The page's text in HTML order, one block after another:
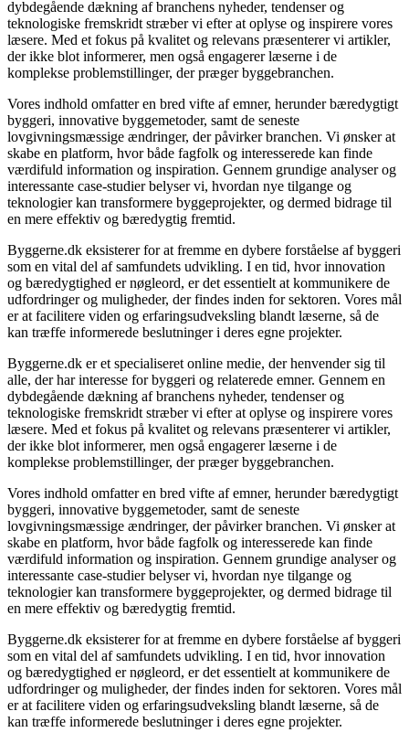
dybdegående dækning af branchens nyheder, tendenser og
teknologiske fremskridt stræber vi efter at oplyse og inspirere vores
læsere. Med et fokus på kvalitet og relevans præsenterer vi artikler,
der ikke blot informerer, men også engagerer læserne i de
komplekse problemstillinger, der præger byggebranchen.
Vores indhold omfatter en bred vifte af emner, herunder bæredygtigt
byggeri, innovative byggemetoder, samt de seneste
lovgivningsmæssige ændringer, der påvirker branchen. Vi ønsker at
skabe en platform, hvor både fagfolk og interesserede kan finde
værdifuld information og inspiration. Gennem grundige analyser og
interessante case-studier belyser vi, hvordan nye tilgange og
teknologier kan transformere byggeprojekter, og dermed bidrage til
en mere effektiv og bæredygtig fremtid.
Byggerne.dk eksisterer for at fremme en dybere forståelse af byggeri
som en vital del af samfundets udvikling. I en tid, hvor innovation
og bæredygtighed er nøgleord, er det essentielt at kommunikere de
udfordringer og muligheder, der findes inden for sektoren. Vores mål
er at facilitere viden og erfaringsudveksling blandt læserne, så de
kan træffe informerede beslutninger i deres egne projekter.
Byggerne.dk er et specialiseret online medie, der henvender sig til
alle, der har interesse for byggeri og relaterede emner. Gennem en
dybdegående dækning af branchens nyheder, tendenser og
teknologiske fremskridt stræber vi efter at oplyse og inspirere vores
læsere. Med et fokus på kvalitet og relevans præsenterer vi artikler,
der ikke blot informerer, men også engagerer læserne i de
komplekse problemstillinger, der præger byggebranchen.
Vores indhold omfatter en bred vifte af emner, herunder bæredygtigt
byggeri, innovative byggemetoder, samt de seneste
lovgivningsmæssige ændringer, der påvirker branchen. Vi ønsker at
skabe en platform, hvor både fagfolk og interesserede kan finde
værdifuld information og inspiration. Gennem grundige analyser og
interessante case-studier belyser vi, hvordan nye tilgange og
teknologier kan transformere byggeprojekter, og dermed bidrage til
en mere effektiv og bæredygtig fremtid.
Byggerne.dk eksisterer for at fremme en dybere forståelse af byggeri
som en vital del af samfundets udvikling. I en tid, hvor innovation
og bæredygtighed er nøgleord, er det essentielt at kommunikere de
udfordringer og muligheder, der findes inden for sektoren. Vores mål
er at facilitere viden og erfaringsudveksling blandt læserne, så de
kan træffe informerede beslutninger i deres egne projekter.